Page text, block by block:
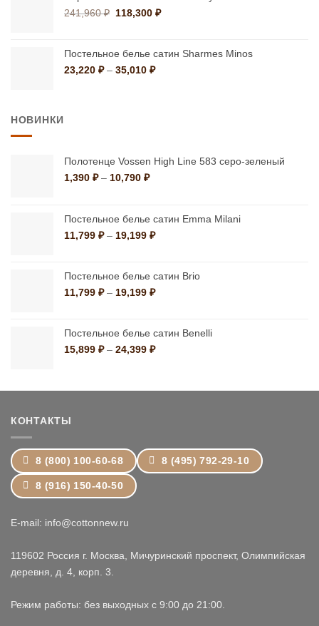
241,960₽ Первоначальная
241,960 ₽.
118,300₽Текущая
Постельное белье сатин Sharmes Minos
23,220 ₽ – 35,010 ₽Диапазон
НОВИНКИ
Полотенце Vossen High Line 583 серо-зеленый
1,390 ₽ – 10,790 ₽Диапазон
–
10,790 ₽
Постельное белье сатин Emma Milani
11,799 ₽ – 19,199 ₽Диапазон
–
19,199 ₽
Постельное белье сатин Brio
11,799 ₽ – 19,199 ₽Диапазон
–
19,199 ₽
Постельное белье сатин Benelli
15,899 ₽ – 24,399 ₽Диапазон
–
КОНТАКТЫ
8 (800) 100-60-68 8 (495) 792-29-10
8 (916) 150-40-50
E-mail: info@cottonnew.ru
119602 Россия г. Москва, Мичуринский проспект, Олимпийская
деревня, д. 4, корп. 3.
Режим работы: без выходных с 9:00 до 21:00.